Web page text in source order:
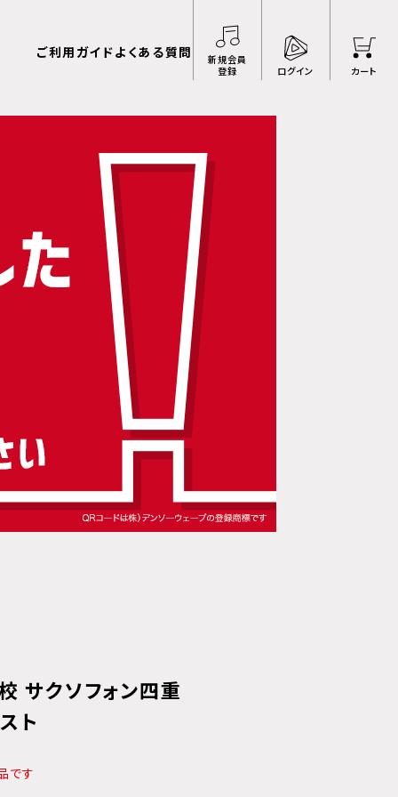
ご利用ガイドよくある質問
新規会員
登録
ログイン カート
サクソフォン四重
ト
です